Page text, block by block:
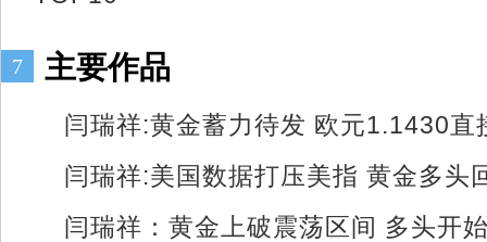
7 主要作品
闫瑞祥:黄金蓄力待发 欧元1.1430直
闫瑞祥:美国数据打压美指 黄金多头
闫瑞祥：黄金上破震荡区间 多头开